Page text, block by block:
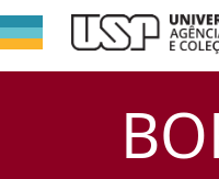
DSpace/